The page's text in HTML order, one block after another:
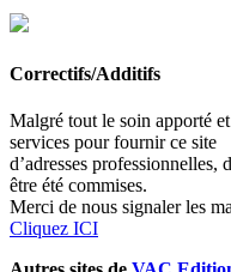
Correctifs/Additifs
Malgré tout le soin apporté
services pour fournir ce site
d’adresses professionnelles,
être été commises.
Merci de nous signaler les
Cliquez ICI